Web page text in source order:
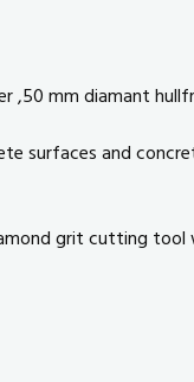
,50 mm diamant
surfaces and
grit cutting